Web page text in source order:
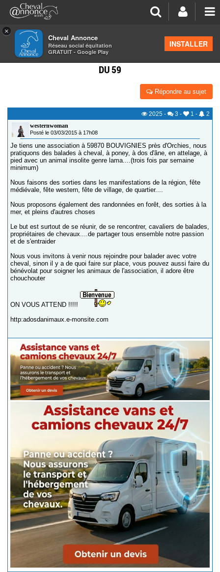
×
Cheval Annonce
Réseau social équitation
GRATUIT - Google Play
INSTALLER
>Les groupes régionaux>Nord Pas de Calais
ASSOCIATION RECHERCHE CAVALIERS DE BALADE
DU 59
Répondre au sujet
2025 - 3 - 1 -
2
westernwoman
Posté le 03/03/2015 à 17h08
Je tiens une association à 59870 BOUVIGNIES près d'Orchies, nous
pratiquons des balades à cheval, à poney, à dos d'âne, en attelage, à
pied avec un animal insolite genre lama....(trois fois par semaine
minimum)
Nous faisons des sorties dans les manifestations de la région, fête
médiévale, fête western, fête de village, de quartier....
Nous proposons également des randonnées en forêt, des sorties à la
mer, et pleins d'autres choses
Le but est surtout de se réunir, de se rencontrer, cavaliers de balades,
propriétaires de chevaux....de partager tous ensemble notre passion
et de s'entraider
Nous vous invitons à venir nous rejoindre pour balader avec votre
cheval, sinon il y a de quoi faire sur place, vous pouvez aussi faire du
bénévolat pour soigner les animaux de l'association, il adore être
chouchouter
ON VOUS ATTEND !!!!!
http:adosdanimaux.e-monsite.com